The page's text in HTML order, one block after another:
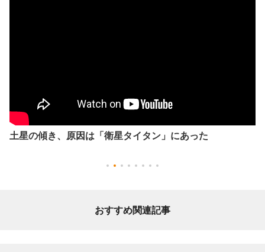
土星の傾き、原因は「衛星タイタン」にあった
おすすめ関連記事